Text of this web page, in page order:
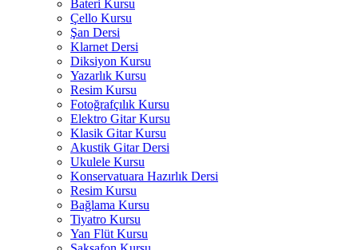
Bateri Kursu
Çello Kursu
Şan Dersi
Klarnet Dersi
Diksiyon Kursu
Yazarlık Kursu
Resim Kursu
Fotoğrafçılık Kursu
Elektro Gitar Kursu
Klasik Gitar Kursu
Akustik Gitar Dersi
Ukulele Kursu
Konservatuara Hazırlık Dersi
Resim Kursu
Bağlama Kursu
Tiyatro Kursu
Yan Flüt Kursu